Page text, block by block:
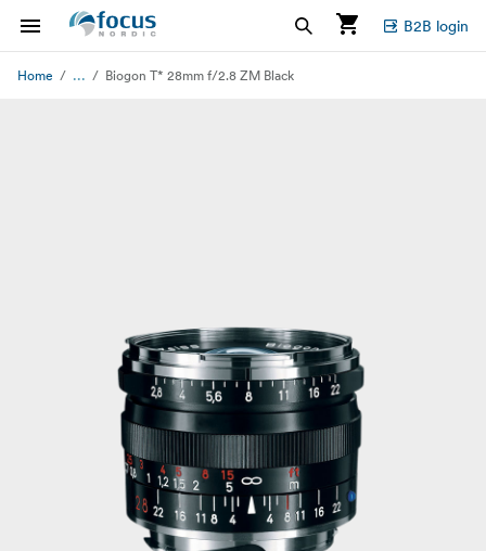
B2B login
Home ... Biogon T* 28mm f/2.8 ZM Black